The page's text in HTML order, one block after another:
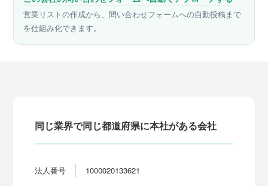
営業リストの作成から、問い合わせフォームへの自動投稿まで
を仕組み化できます。
同じ業界で同じ都道府県に本社がある会社
法人番号 1000020133621